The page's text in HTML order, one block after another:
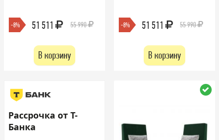
-8% 51 511 55 990
В корзину
-8% 51 511 55 990
В корзину
Рассрочка от Т-
Банка